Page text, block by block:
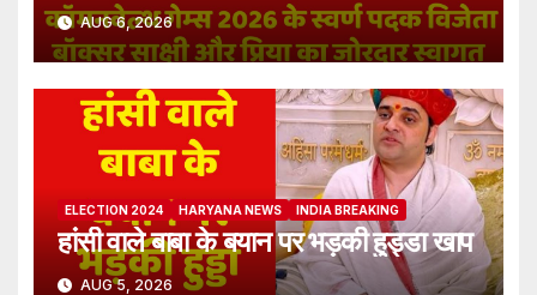
AUG 6, 2026
ELECTION 2024 HARYANA NEWS INDIA BREAKING
हांसी वाले बाबा के बयान पर भड़की हुड्डा खाप
AUG 5, 2026